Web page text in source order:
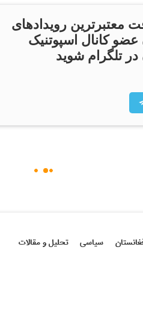
معتبرترین رویدادهای
عضو کانال اسپوتنیک
در تلگرام شوید
سیاسی تحلیل و مقالات